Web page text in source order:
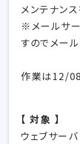
メンテナン
※メールサ
すのでメー
作業は12/08
【 対象 】
ウェブサー